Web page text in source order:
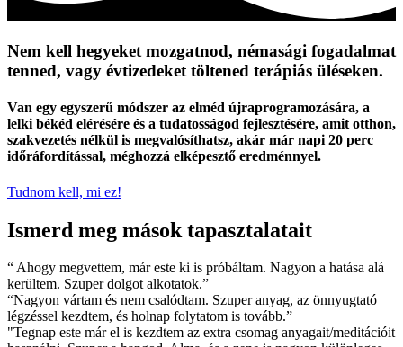
Nem kell hegyeket mozgatnod, némasági fogadalmat
tenned, vagy évtizedeket töltened terápiás üléseken.
Van egy egyszerű módszer az elméd újraprogramozására, a
lelki békéd elérésére és a tudatosságod fejlesztésére, amit otthon,
szakvezetés nélkül is megvalósíthatsz, akár már napi 20 perc
időráfordítással, méghozzá elképesztő eredménnyel.
Tudnom kell, mi ez!
Ismerd meg mások tapasztalatait
“ Ahogy megvettem, már este ki is próbáltam. Nagyon a hatása alá
kerültem. Szuper dolgot alkotatok.”
“Nagyon vártam és nem csalódtam. Szuper anyag, az önnyugtató
légzéssel kezdtem, és holnap folytatom is tovább.”
"Tegnap este már el is kezdtem az extra csomag anyagait/meditációit